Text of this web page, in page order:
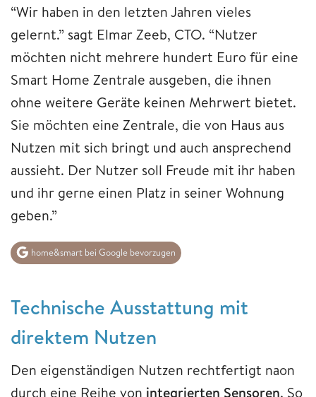
“Wir haben in den letzten Jahren vieles
gelernt.” sagt Elmar Zeeb, CTO. “Nutzer
möchten nicht mehrere hundert Euro für eine
Smart Home Zentrale ausgeben, die ihnen
ohne weitere Geräte keinen Mehrwert bietet.
Sie möchten eine Zentrale, die von Haus aus
Nutzen mit sich bringt und auch ansprechend
aussieht. Der Nutzer soll Freude mit ihr haben
und ihr gerne einen Platz in seiner Wohnung
geben.”
home&smart bei Google bevorzugen
Technische Ausstattung mit
direktem Nutzen
Den eigenständigen Nutzen rechtfertigt naon
durch eine Reihe von integrierten Sensoren. So